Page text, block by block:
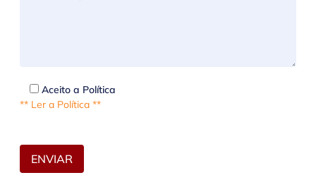
Aceito a Política
** Ler a Política **